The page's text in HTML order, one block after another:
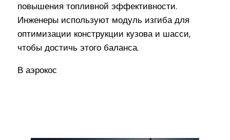
повышения топливной эффективности.
Инженеры используют модуль изгиба для
оптимизации конструкции кузова и шасси,
чтобы достичь этого баланса.
В аэрокос